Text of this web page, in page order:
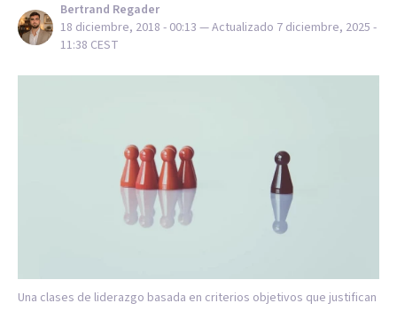
Bertrand Regader
18 diciembre, 2018 - 00:13 — Actualizado 7 diciembre, 2025 -
11:38 CEST
Una clases de liderazgo basada en criterios objetivos que justifican